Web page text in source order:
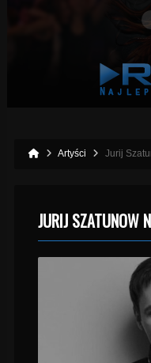
Artyści Jurij
JURIJ SZATUNOW